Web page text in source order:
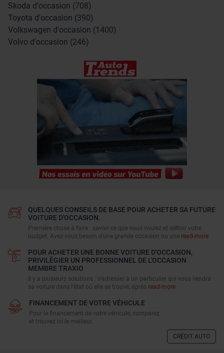
Skoda d'occasion (708)
Toyota d'occasion (390)
Volkswagen d'occasion (1400)
Volvo d'occasion (246)
QUELQUES CONSEILS DE BASE POUR ACHETER SA FUTURE
VOITURE D'OCCASION.
Première chose à faire : savoir ce que vous voulez et définir votre
budget. Avez-vous besoin d'une grande occasion ou une read-more
POUR ACHETER UNE BONNE VOITURE D'OCCASION,
PRIVILÈGIER UN PROFESSIONNEL DE L'OCCASION
MEMBRE TRAXIO
Il y a plusieurs solutions : s’adresser à un particulier qui vous vendra
sa voiture dans l’état où elle se trouve, après read-more
FINANCEMENT DE VOTRE VÉHICULE
Pour le financement de votre véhicule, comparez
et trouvez ici le meilleur.
CRÉDIT AUTO